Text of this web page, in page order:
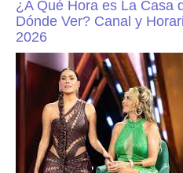
¿A Qué Hora es La Casa
Dónde Ver? Canal y
2026